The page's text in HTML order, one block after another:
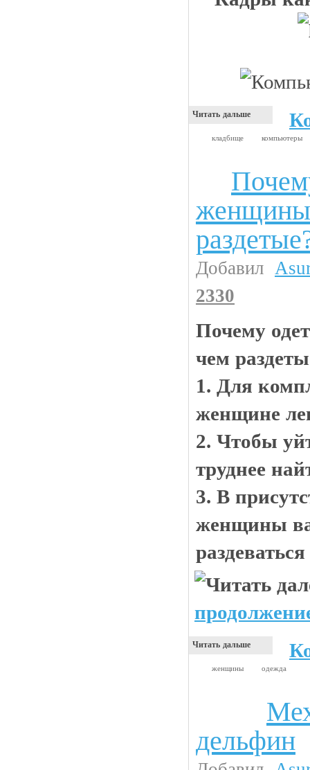
Читать дальше
кладбище компьютеры
Добавил
2330
Почему
чем
1. Для
женщине
2. Чтобы
труднее
3. В
женщины
Читать дальше
женщины одежда
дельфин